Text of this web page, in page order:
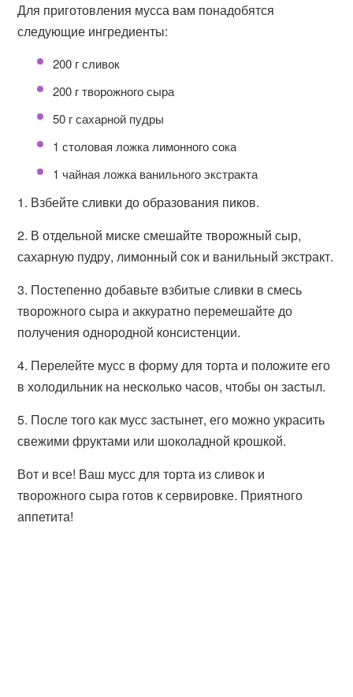
Для приготовления мусса вам понадобятся
следующие ингредиенты:
200 г сливок
200 г творожного сыра
50 г сахарной пудры
1 столовая ложка лимонного сока
1 чайная ложка ванильного экстракта
1. Взбейте сливки до образования пиков.
2. В отдельной миске смешайте творожный сыр,
сахарную пудру, лимонный сок и ванильный экстракт.
3. Постепенно добавьте взбитые сливки в смесь
творожного сыра и аккуратно перемешайте до
получения однородной консистенции.
4. Перелейте мусс в форму для торта и положите его
в холодильник на несколько часов, чтобы он застыл.
5. После того как мусс застынет, его можно украсить
свежими фруктами или шоколадной крошкой.
Вот и все! Ваш мусс для торта из сливок и
творожного сыра готов к сервировке. Приятного
аппетита!